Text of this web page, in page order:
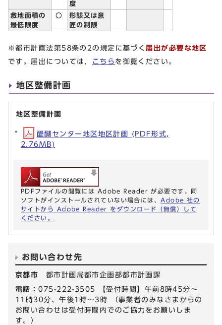
度
敷地面積の
最低限度
〇
形態又は意
匠の制限
※都市計画法第58条の2の規定に基づく届出が必要な地区
です。届出については，
こちら を御覧ください。
地区整備計画
地区整備計画
醍醐センター地区地区計画 (PDF形式,
2.76MB)
PDFファイルの閲覧には Adobe Reader が必要です。同
ソフトがインストールされていない場合には、 Adobe 社の
サイトから Adobe Reader をダウンロード（無償）して
ください。
お問い合わせ先
京都市 都市計画局都市企画部都市計画課
電話：075-222-3505 【受付時間】午前8時45分～
11時30分、午後1時～3時 （事業者のみなさまからの
お問い合わせは受付時間内でのご協力をお願いしま
す。）